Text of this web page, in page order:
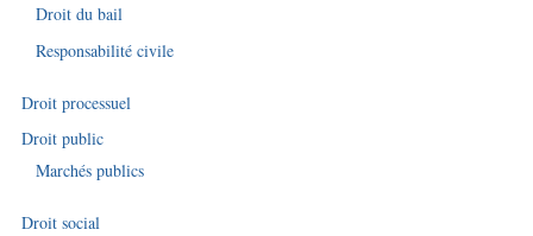
Droit du bail
Responsabilité civile
Droit processuel
Droit public
Marchés publics
Droit social